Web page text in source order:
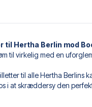
til Hertha Berlin mod
til virkelig med en
til alle Hertha Berlins
i at skræddersy den